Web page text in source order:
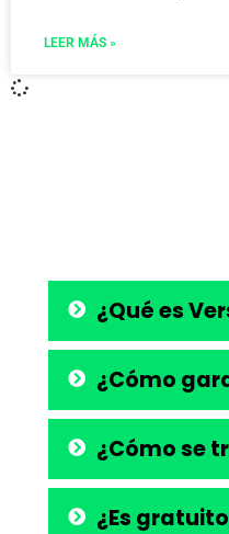
LEER MÁS »
¿Qué es
¿Cómo
¿Cómo se
¿Es